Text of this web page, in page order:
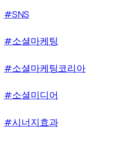
#SNS
#소셜마케팅
#소셜마케팅코리아
#소셜미디어
#시너지효과